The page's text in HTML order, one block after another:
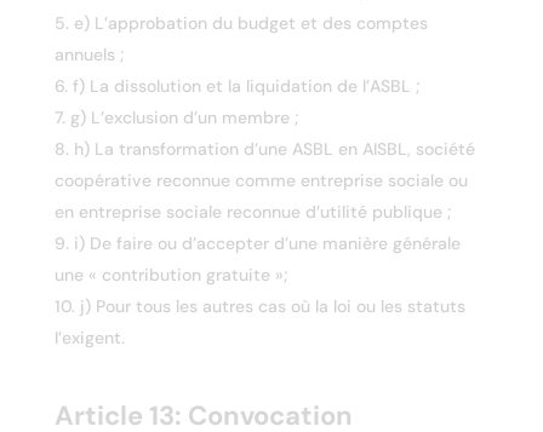
e) L’approbation du budget et des comptes
annuels ;
f) La dissolution et la liquidation de l’ASBL ;
g) L’exclusion d’un membre ;
h) La transformation d’une ASBL en AISBL, société
coopérative reconnue comme entreprise sociale ou
en entreprise sociale reconnue d’utilité publique ;
i) De faire ou d’accepter d’une manière générale
une « contribution gratuite »;
j) Pour tous les autres cas où la loi ou les statuts
l’exigent.
Article 13: Convocation